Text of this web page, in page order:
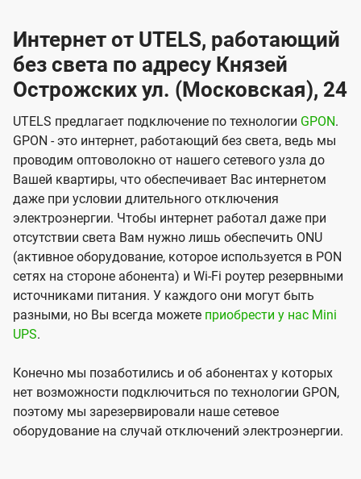
Интернет от UTELS, работающий
без света по адресу Князей
Острожских ул. (Московская), 24
UTELS предлагает подключение по технологии GPON.
GPON - это интернет, работающий без света, ведь мы
проводим оптоволокно от нашего сетевого узла до
Вашей квартиры, что обеспечивает Вас интернетом
даже при условии длительного отключения
электроэнергии. Чтобы интернет работал даже при
отсутствии света Вам нужно лишь обеспечить ONU
(активное оборудование, которое используется в PON
сетях на стороне абонента) и Wi-Fi роутер резервными
источниками питания. У каждого они могут быть
разными, но Вы всегда можете приобрести у нас Mini
UPS.
Конечно мы позаботились и об абонентах у которых
нет возможности подключиться по технологии GPON,
поэтому мы зарезервировали наше сетевое
оборудование на случай отключений электроэнергии.